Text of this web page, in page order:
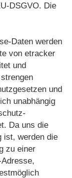
DSGVO. Die
Daten werden
von etracker
und
und
unabhängig
Da uns die
ist, werden die
zu einer